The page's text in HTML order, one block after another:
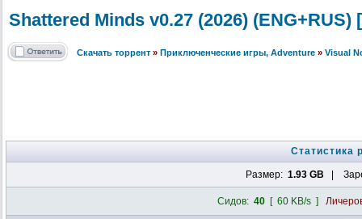
Shattered Minds v0.27 (2026) (ENG+RUS)
Скачать торрент » Приключенческие игры, Adventure » Visual
Статистика
Размер: 1.93 GB |
Сидов: 40[ 60 KB/s ]